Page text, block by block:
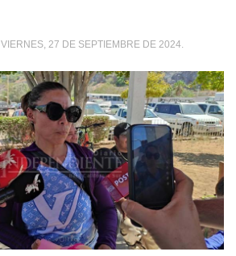
VIERNES, 27 DE SEPTIEMBRE DE 2024.